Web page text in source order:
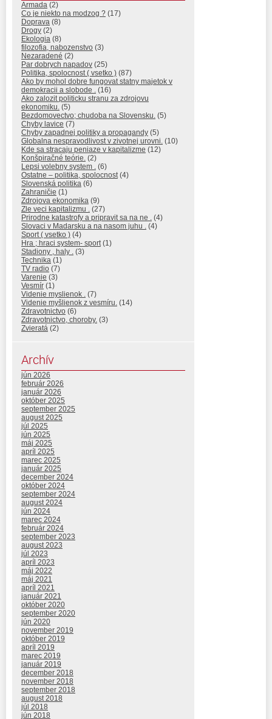
Armada (2)
Co je niekto na modzog ? (17)
Doprava (8)
Drogy (2)
Ekologia (8)
filozofia, nabozenstvo (3)
Nezaradené (2)
Par dobrych napadov (25)
Politika, spolocnost ( vsetko ) (87)
Ako by mohol dobre fungovat statny majetok v
demokracii a slobode . (16)
Ako zalozit politicku stranu za zdrojovu
ekonomiku. (5)
Bezdomovectvo; chudoba na Slovensku. (5)
Chyby lavice (7)
Chyby zapadnej politiky a propagandy (5)
Globalna nespravodlivost v zivotnej urovni. (10)
Kde sa stracaju peniaze v kapitalizme (12)
Konšpiračné teórie. (2)
Lepsi volebny system . (6)
Ostatne – politika, spolocnost(4)
Slovenská politika (6)
Zahraničie (1)
Zdrojova ekonomika (9)
Zle veci kapitalizmu . (27)
Prirodne katastrofy a pripravit sa na ne . (4)
Slovaci v Madarsku a na nasom juhu . (4)
Sport ( vsetko ) (4)
Hra ; hraci system- sport(1)
Stadiony , haly . (3)
Technika (1)
TV radio (7)
Varenie (3)
Vesmír (1)
Videnie myslienok . (7)
Videnie myšlienok z vesmíru. (14)
Zdravotnictvo (6)
Zdravotnictvo, choroby. (3)
Zvieratá (2)
Archív
jún 2026
február 2026
január 2026
október 2025
september 2025
august 2025
júl 2025
jún 2025
máj 2025
apríl 2025
marec 2025
január 2025
december 2024
október 2024
september 2024
august 2024
jún 2024
marec 2024
február 2024
september 2023
august 2023
júl 2023
apríl 2023
máj 2022
máj 2021
apríl 2021
január 2021
október 2020
september 2020
jún 2020
november 2019
október 2019
apríl 2019
marec 2019
január 2019
december 2018
november 2018
september 2018
august 2018
júl 2018
jún 2018